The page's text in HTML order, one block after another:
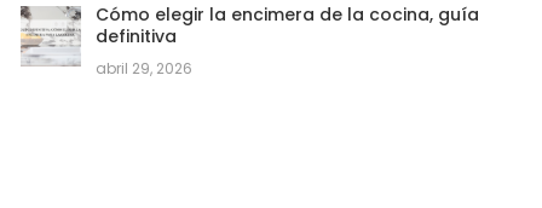
Cómo elegir la encimera de la cocina, guía
definitiva
abril 29, 2026